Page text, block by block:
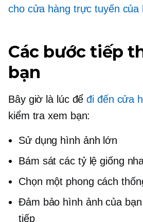
cho cửa hàng trực tuyến của
Các bước tiếp
bạn
Bây giờ là lúc đểđi đến cửa
kiểm tra xem bạn:
Sử dụng hình ảnh lớn
Bám sát các tỷ lệ giống
Chọn một phong cách
Đảm bảo hình ảnh của
tiếp